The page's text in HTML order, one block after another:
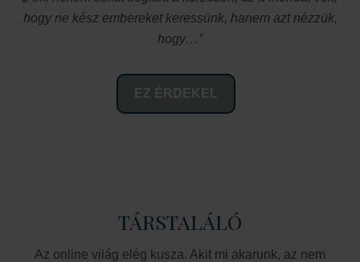
hogy ne kész embereket keressünk, hanem azt nézzük,
hogy…”
EZ ÉRDEKEL
TÁRSTALÁLÓ
Az online világ elég kusza. Akit mi akarunk, az nem